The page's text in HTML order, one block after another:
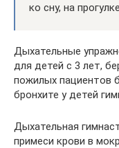
ко сну, на
Дыхательные
для детей с 3 лет,
пожилых пациентов
бронхите у детей
Дыхательная
примеси крови в